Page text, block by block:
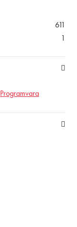
611
1
Programvara